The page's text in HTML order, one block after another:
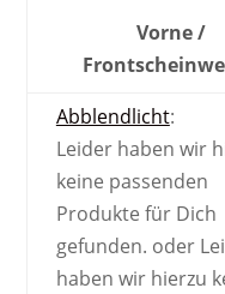
Vorne /
Abblendlicht:
Leider haben wir
keine passenden
Produkte für Dich
gefunden. oder
haben wir hierzu